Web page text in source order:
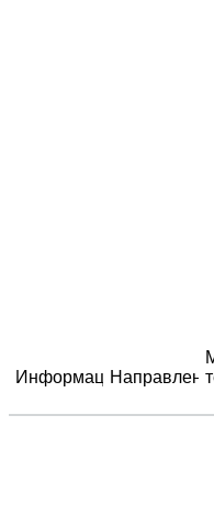
Информация